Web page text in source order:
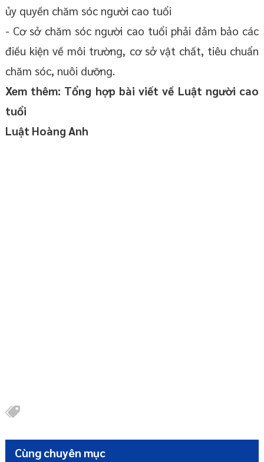
ủy quyền chăm sóc người cao tuổi
- Cơ sở chăm sóc người cao tuổi phải đảm bảo các
điều kiện về môi trường, cơ sở vật chất, tiêu chuẩn
chăm sóc, nuôi dưỡng.
Xem thêm: Tổng hợp bài viết về Luật người cao
tuổi
Luật Hoàng Anh
Cùng chuyên mục